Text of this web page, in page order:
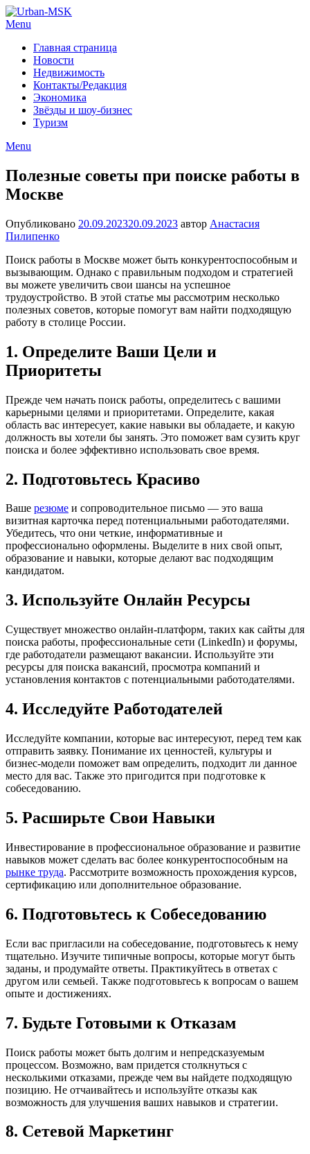
Menu
Главная страница
Новости
Недвижимость
Контакты/Редакция
Экономика
Звёзды и шоу-бизнес
Туризм
Menu
Полезные советы при поиске работы в
Москве
Опубликовано 20.09.202320.09.2023 автор Анастасия
Пилипенко
Поиск работы в Москве может быть конкурентоспособным и
вызывающим. Однако с правильным подходом и стратегией
вы можете увеличить свои шансы на успешное
трудоустройство. В этой статье мы рассмотрим несколько
полезных советов, которые помогут вам найти подходящую
работу в столице России.
1. Определите Ваши Цели и
Приоритеты
Прежде чем начать поиск работы, определитесь с вашими
карьерными целями и приоритетами. Определите, какая
область вас интересует, какие навыки вы обладаете, и какую
должность вы хотели бы занять. Это поможет вам сузить круг
поиска и более эффективно использовать свое время.
2. Подготовьтесь Красиво
Ваше резюме и сопроводительное письмо — это ваша
визитная карточка перед потенциальными работодателями.
Убедитесь, что они четкие, информативные и
профессионально оформлены. Выделите в них свой опыт,
образование и навыки, которые делают вас подходящим
кандидатом.
3. Используйте Онлайн Ресурсы
Существует множество онлайн-платформ, таких как сайты для
поиска работы, профессиональные сети (LinkedIn) и форумы,
где работодатели размещают вакансии. Используйте эти
ресурсы для поиска вакансий, просмотра компаний и
установления контактов с потенциальными работодателями.
4. Исследуйте Работодателей
Исследуйте компании, которые вас интересуют, перед тем как
отправить заявку. Понимание их ценностей, культуры и
бизнес-модели поможет вам определить, подходит ли данное
место для вас. Также это пригодится при подготовке к
собеседованию.
5. Расширьте Свои Навыки
Инвестирование в профессиональное образование и развитие
навыков может сделать вас более конкурентоспособным на
рынке труда. Рассмотрите возможность прохождения курсов,
сертификацию или дополнительное образование.
6. Подготовьтесь к Собеседованию
Если вас пригласили на собеседование, подготовьтесь к нему
тщательно. Изучите типичные вопросы, которые могут быть
заданы, и продумайте ответы. Практикуйтесь в ответах с
другом или семьей. Также подготовьтесь к вопросам о вашем
опыте и достижениях.
7. Будьте Готовыми к Отказам
Поиск работы может быть долгим и непредсказуемым
процессом. Возможно, вам придется столкнуться с
несколькими отказами, прежде чем вы найдете подходящую
позицию. Не отчаивайтесь и используйте отказы как
возможность для улучшения ваших навыков и стратегии.
8. Сетевой Маркетинг